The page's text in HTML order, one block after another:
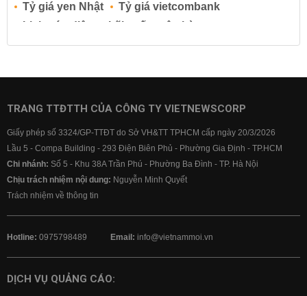
Tỷ giá yen Nhật
Tỷ giá vietcombank
Lịch cúp điện
Lãi suất ngân hàng
Lãi suất tiết kiệm
Lãi suất tiền gửi
Lãi suất ngân hàng BIDV
Lãi suất ngân hàng Vietcombank
TRANG TTĐTTH CỦA CÔNG TY VIETNEWSCORP
Giấy phép số 3324/GP-TTĐT do Sở VH&TT TPHCM cấp ngày 20/3/2026
Lầu 5 - Compa Building - 293 Điện Biên Phủ - Phường Gia Định - TP.HCM
Chi nhánh: Số 5 - Khu 38A Trần Phú - Phường Ba Đình - TP. Hà Nội
Chịu trách nhiệm nội dung: Nguyễn Minh Quyết
Trách nhiệm về thông tin
Hotline: 0975798489 Email: info@vietnammoi.vn
DỊCH VỤ QUẢNG CÁO: